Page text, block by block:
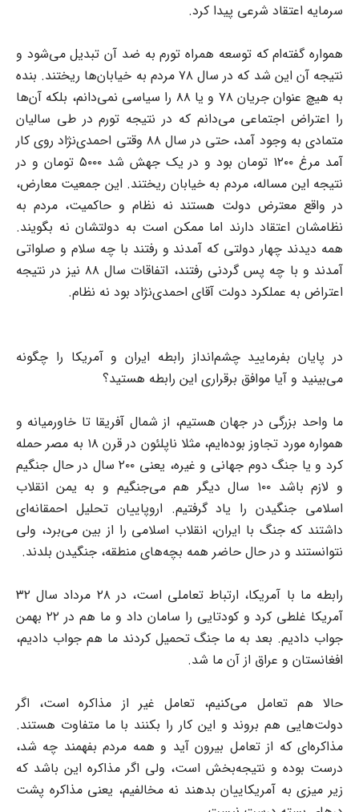
سرمایه اعتقاد شرعی پیدا کرد.
همواره گفته‌ام که توسعه همراه تورم به ضد آن تبدیل می‌شود و
نتیجه آن این شد که در سال ۷۸ مردم به خیابان‌ها ریختند. بنده
به هیچ عنوان جریان ۷۸ و یا ۸۸ را سیاسی نمی‌دانم، بلکه آن‌ها
را اعتراض اجتماعی می‌دانم که در نتیجه تورم در طی سالیان
متمادی به وجود آمد، حتی در سال ۸۸ وقتی احمدی‌نژاد روی کار
آمد مرغ ۱۲۰۰ تومان بود و در یک جهش شد ۵۰۰۰ تومان و در
نتیجه این مساله، مردم به خیابان ریختند. این جمعیت معارض،
در واقع معترض دولت هستند نه نظام و حاکمیت، مردم به
نظامشان اعتقاد دارند اما ممکن است به دولتشان نه بگویند.
همه دیدند چهار دولتی که آمدند و رفتند با چه سلام و صلواتی
آمدند و با چه پس گردنی رفتند، اتفاقات سال ۸۸ نیز در نتیجه
اعتراض به عملکرد دولت آقای احمدی‌نژاد بود نه نظام.
در پایان بفرمایید چشم‌انداز رابطه ایران و آمریکا را چگونه
می‌بینید و آیا موافق برقراری این رابطه هستید؟
ما واحد بزرگی در جهان هستیم، از شمال آفریقا تا خاورمیانه و
همواره مورد تجاوز بوده‌ایم، مثلا ناپلئون در قرن ۱۸ به مصر حمله
کرد و یا جنگ دوم جهانی و غیره، یعنی ۲۰۰ سال در حال جنگیم
و لازم باشد ۱۰۰ سال دیگر هم می‌جنگیم و به یمن انقلاب
اسلامی جنگیدن را یاد گرفتیم. اروپاییان تحلیل احمقانه‌ای
داشتند که جنگ با ایران، انقلاب اسلامی را از بین می‌برد، ولی
نتوانستند و در حال حاضر همه بچه‌های منطقه، جنگیدن بلدند.
رابطه ما با آمریکا، ارتباط تعاملی است، در ۲۸ مرداد سال ۳۲
آمریکا غلطی کرد و کودتایی را سامان داد و ما هم در ۲۲ بهمن
جواب دادیم. بعد به ما جنگ تحمیل کردند ما هم جواب دادیم،
افغانستان و عراق از آن ما شد.
حالا هم تعامل می‌کنیم، تعامل غیر از مذاکره است، اگر
دولت‌هایی هم بروند و این کار را بکنند با ما متفاوت هستند.
مذاکره‌ای که از تعامل بیرون آید و همه مردم بفهمند چه شد،
درست بوده و نتیجه‌بخش است، ولی اگر مذاکره این باشد که
زیر میزی به آمریکاییان بدهند نه مخالفیم، یعنی مذاکره پشت